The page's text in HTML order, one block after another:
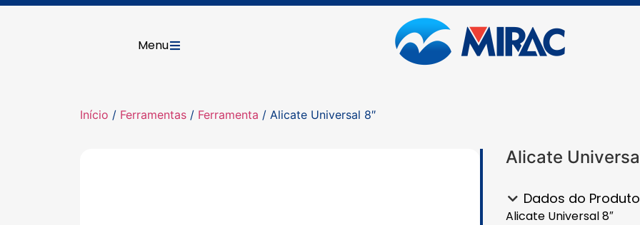
Menu
Início / Ferramentas / Ferramenta / Alicate Universal 8″
Alicate
Dados do Produto
Alicate Universal 8″